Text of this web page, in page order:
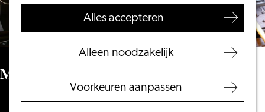
Alles accepteren
Alleen noodzakelijk
Voorkeuren aanpassen
VVV Leiden
Bereikbaarheid
Regio Leiden
Museum het Leids Wevershuis